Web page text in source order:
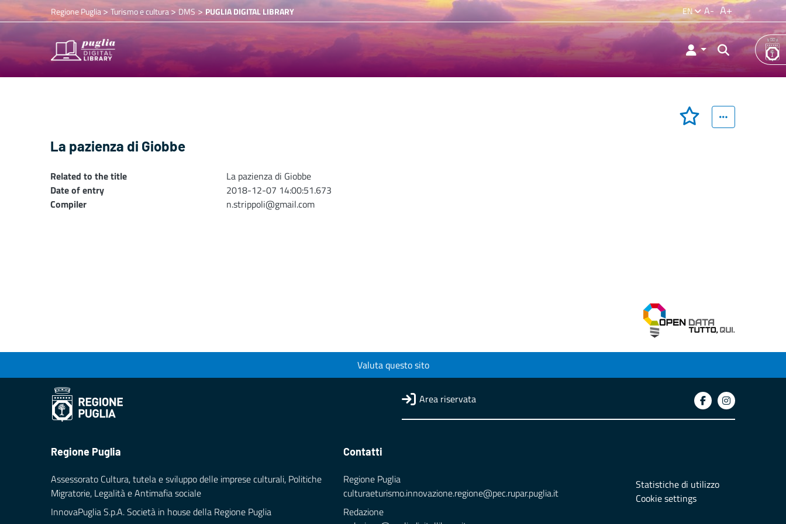
Regione Puglia> Turismo e cultura>DMS > PUGLIA DIGITAL LIBRARY EN A- A+
La pazienza di Giobbe
Related to the title
La pazienza di Giobbe
Date of entry
2018-12-07 14:00:51.673
Compiler
n.strippoli@gmail.com
Valuta questo sito
Area riservata
Regione Puglia
Assessorato Cultura, tutela e sviluppo delle imprese culturali, Politiche
Migratorie, Legalità e Antimafia sociale
InnovaPuglia S.p.A. Società in house della Regione Puglia
Contatti
Regione Puglia
culturaeturismo.innovazione.regione@pec.rupar.puglia.it
Redazione
Statistiche di utilizzo
Cookie settings